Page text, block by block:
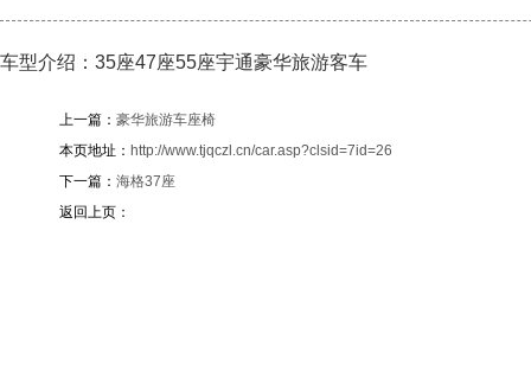
车型介绍：35座47座55座宇通豪华旅游客车
上一篇： 豪华旅游车座椅
本页地址： http://www.tjqczl.cn/car.asp?clsid=7id=26
下一篇： 海格37座
返回上页：